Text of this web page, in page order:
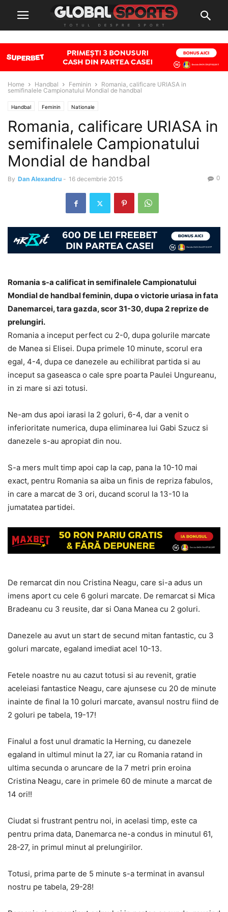
Home Handbal Feminin
Romania, calificare URIASA in
semifinalele Campionatului Mondial de handbal
Handbal Feminin Nationale
Romania, calificare URIASA in
semifinalele Campionatului
Mondial de handbal
By Dan Alexandru - 16 decembrie 2015 0
Romania s-a calificat in semifinalele Campionatului
Mondial de handbal feminin, dupa o victorie uriasa in fata
Danemarcei, tara gazda, scor 31-30, dupa 2 reprize de
prelungiri.
Romania a inceput perfect cu 2-0, dupa golurile marcate
de Manea si Elisei. Dupa primele 10 minute, scorul era
egal, 4-4, dupa ce danezele au echilibrat partida si au
inceput sa gaseasca o cale spre poarta Paulei Ungureanu,
in zi mare si azi totusi.
Ne-am dus apoi iarasi la 2 goluri, 6-4, dar a venit o
inferioritate numerica, dupa eliminarea lui Gabi Szucz si
danezele s-au apropiat din nou.
S-a mers mult timp apoi cap la cap, pana la 10-10 mai
exact, pentru Romania sa aiba un finis de repriza fabulos,
in care a marcat de 3 ori, ducand scorul la 13-10 la
jumatatea partidei.
De remarcat din nou Cristina Neagu, care si-a adus un
imens aport cu cele 6 goluri marcate. De remarcat si Mica
Bradeanu cu 3 reusite, dar si Oana Manea cu 2 goluri.
Danezele au avut un start de secund mitan fantastic, cu 3
goluri marcate, egaland imediat acel 10-13.
Fetele noastre nu au cazut totusi si au revenit, gratie
aceleiasi fantastice Neagu, care ajunsese cu 20 de minute
inainte de final la 10 goluri marcate, avansul nostru fiind de
2 goluri pe tabela, 19-17!
Finalul a fost unul dramatic la Herning, cu danezele
egaland in ultimul minut la 27, iar cu Romania ratand in
ultima secunda o aruncare de la 7 metri prin eroina
Cristina Neagu, care in primele 60 de minute a marcat de
14 ori!!
Ciudat si frustrant pentru noi, in acelasi timp, este ca
pentru prima data, Danemarca ne-a condus in minutul 61,
28-27, in primul minut al prelungirilor.
Totusi, prima parte de 5 minute s-a terminat in avansul
nostru pe tabela, 29-28!